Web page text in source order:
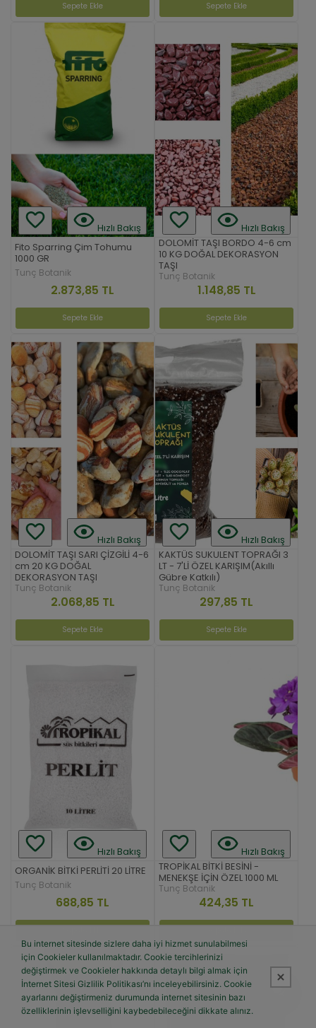
Sepete Ekle Sepete Ekle
Hızlı Bakış
Fito Sparring Çim Tohumu
1000 GR
Tunç Botanik
2.873,85 TL
Sepete Ekle
Hızlı Bakış
DOLOMİT TAŞI BORDO 4-6 cm
10 KG DOĞAL DEKORASYON
TAŞI
Tunç Botanik
1.148,85 TL
Sepete Ekle
Hızlı Bakış
DOLOMİT TAŞI SARI ÇİZGİLİ 4-6
cm 20 KG DOĞAL
DEKORASYON TAŞI
Tunç Botanik
2.068,85 TL
Sepete Ekle
Hızlı Bakış
KAKTÜS SUKULENT TOPRAĞI 3
LT - 7'Lİ ÖZEL KARIŞIM(Akıllı
Gübre Katkılı)
Tunç Botanik
297,85 TL
Sepete Ekle
Hızlı Bakış
ORGANİK BİTKİ PERLİTİ 20 LİTRE
Tunç Botanik
688,85 TL
Hızlı Bakış
TROPİKAL BİTKİ BESİNİ -
MENEKŞE İÇİN ÖZEL 1000 ML
Tunç Botanik
424,35 TL
Bu internet sitesinde sizlere daha iyi hizmet sunulabilmesi
için Cookieler kullanılmaktadır. Cookie tercihlerinizi
değiştirmek ve Cookieler hakkında detaylı bilgi almak için
İnternet Sitesi Gizlilik Politikası’nı inceleyebilirsiniz. Cookie
ayarlarını değiştirmeniz durumunda internet sitesinin bazı
özelliklerinin işlevselliğini kaybedebileceğini dikkate alınız.